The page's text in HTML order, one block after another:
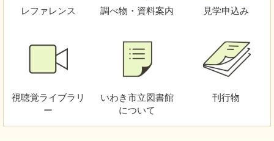
レファレンス 調べ物・資料案内 見学申込み
視聴覚ライブラリ
ー
いわき市立図書館
について
刊行物